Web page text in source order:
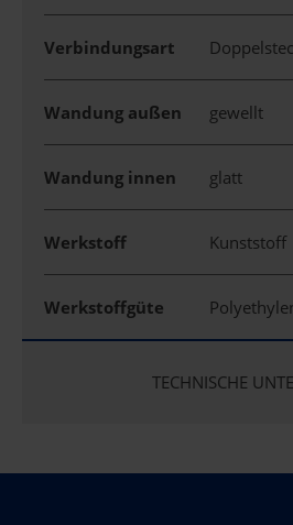
Verbindungsart
Wandung außen gewellt
Wandung innen glatt
Werkstoff Kunststoff
Werkstoffgüte
TECHNISCHE